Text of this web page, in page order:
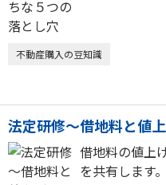
不動産購入の豆知識
法定研修～借地料と値
借地料の値上
を共有します。